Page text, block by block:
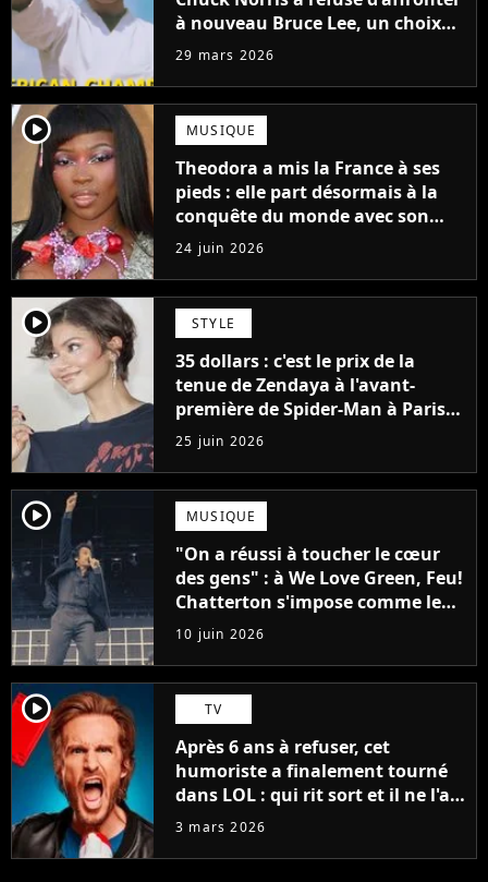
à nouveau Bruce Lee, un choix
qui a façonné sa légende
29 mars 2026
player2 MUSIQUE
Theodora a mis la France à ses
pieds : elle part désormais à la
conquête du monde avec son
premier gros feat international
24 juin 2026
player2 STYLE
35 dollars : c'est le prix de la
tenue de Zendaya à l'avant-
première de Spider-Man à Paris,
"Le style n'a pas besoin de coûter
une fortune"
25 juin 2026
player2 MUSIQUE
"On a réussi à toucher le cœur
des gens" : à We Love Green, Feu!
Chatterton s'impose comme le
groupe rock français de sa
génération
10 juin 2026
player2 TV
Après 6 ans à refuser, cet
humoriste a finalement tourné
dans LOL : qui rit sort et il ne l'a
pas fait pour l'argent, "J'ai
3 mars 2026